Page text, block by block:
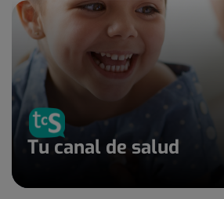
Tu canal de salud